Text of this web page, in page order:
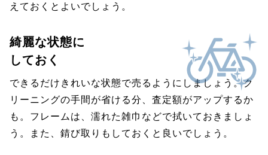
えておくとよいでしょう。
綺麗な状態に
しておく
できるだけきれいな状態で売るようにしましょう。ク
リーニングの手間が省ける分、査定額がアップするか
も。フレームは、濡れた雑巾などで拭いておきましょ
う。また、錆び取りもしておくと良いでしょう。